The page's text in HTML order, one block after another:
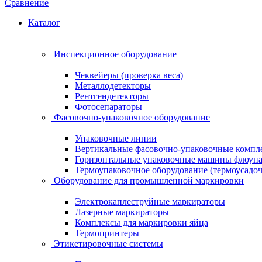
Сравнение
Каталог
Инспекционное оборудование
Чеквейеры (проверка веса)
Металлодетекторы
Рентгендетекторы
Фотосепараторы
Фасовочно-упаковочное оборудование
Упаковочные линии
Вертикальные фасовочно-упаковочные
Горизонтальные упаковочные машины
Термоупаковочное оборудование
Оборудование для промышленной маркировки
Электрокаплеструйные маркираторы
Лазерные маркираторы
Комплексы для маркировки яйца
Термопринтеры
Этикетировочные системы